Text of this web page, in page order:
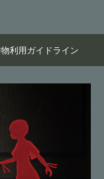
利用ガイドライン